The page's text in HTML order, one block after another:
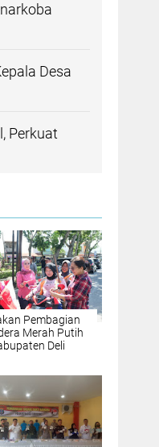
Desa
Perkuat
Pembagian
Merah Putih
Deli